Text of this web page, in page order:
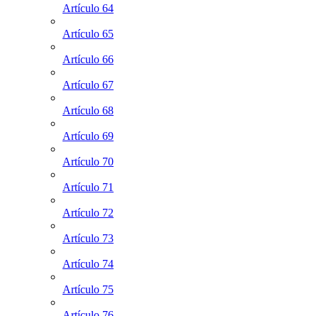
Artículo 64
Artículo 65
Artículo 66
Artículo 67
Artículo 68
Artículo 69
Artículo 70
Artículo 71
Artículo 72
Artículo 73
Artículo 74
Artículo 75